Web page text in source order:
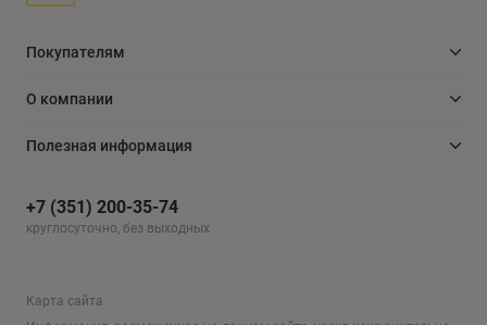
Покупателям
О компании
Полезная информация
+7 (351) 200-35-74
круглосуточно, без выходных
Карта сайта